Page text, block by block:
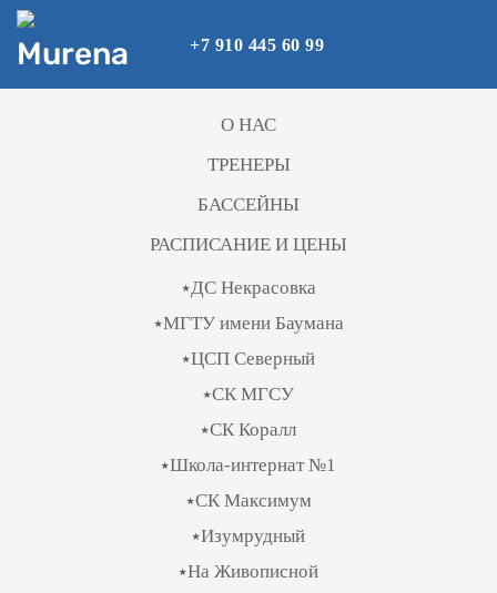
Skip to main content
+7 910 445 60 99
О НАС
ТРЕНЕРЫ
БАССЕЙНЫ
РАСПИСАНИЕ И ЦЕНЫ
⭑ДС Некрасовка
⭑МГТУ имени Баумана
⭑ЦСП Северный
⭑СК МГСУ
⭑СК Коралл
⭑Школа-интернат №1
⭑СК Максимум
⭑Изумрудный
⭑На Живописной